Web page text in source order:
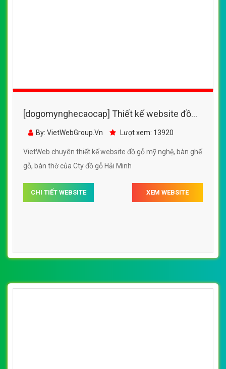
[dogomynghecaocap] Thiết kế website đồ
gỗ mỹ nghệ, bàn ghế gỗ, bàn thờ của Cty đồ
By: VietWebGroup.Vn Lượt xem: 13920
VietWeb chuyên thiết kế website đồ gỗ mỹ nghệ, bàn ghế
gỗ, bàn thờ của Cty đồ gỗ Hải Minh
CHI TIẾT WEBSITE XEM WEBSITE